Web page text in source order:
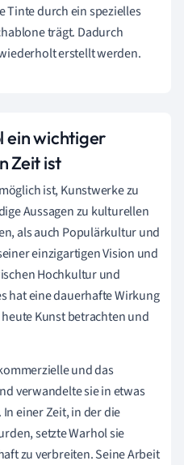
Tinte durch ein spezielles
trägt. Dadurch
erstellt werden.
ein wichtiger
Zeit ist
ist, Kunstwerke zu
Aussagen zu kulturellen
als auch Populärkultur und
einzigartigen Vision und
Hochkultur und
hat eine dauerhafte Wirkung
Kunst betrachten und
und das
verwandelte sie in etwas
einer Zeit, in der die
setzte Warhol sie
zu verbreiten. Seine Arbeit